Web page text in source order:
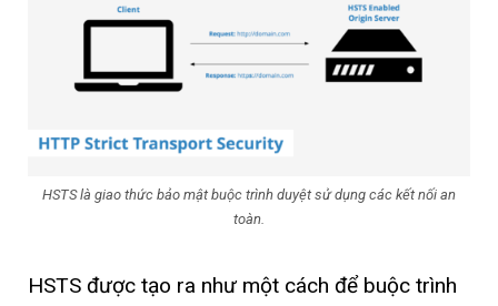
HSTS là giao thức bảo mật buộc trình duyệt sử dụng các kết nối an
toàn.
HSTS được tạo ra như một cách để buộc trình